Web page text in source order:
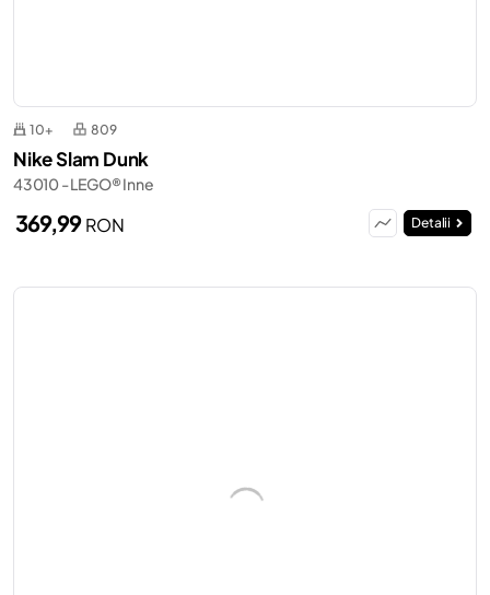
10+ 809
Nike Slam Dunk
43010 - LEGO® Inne
369,99RON Detalii